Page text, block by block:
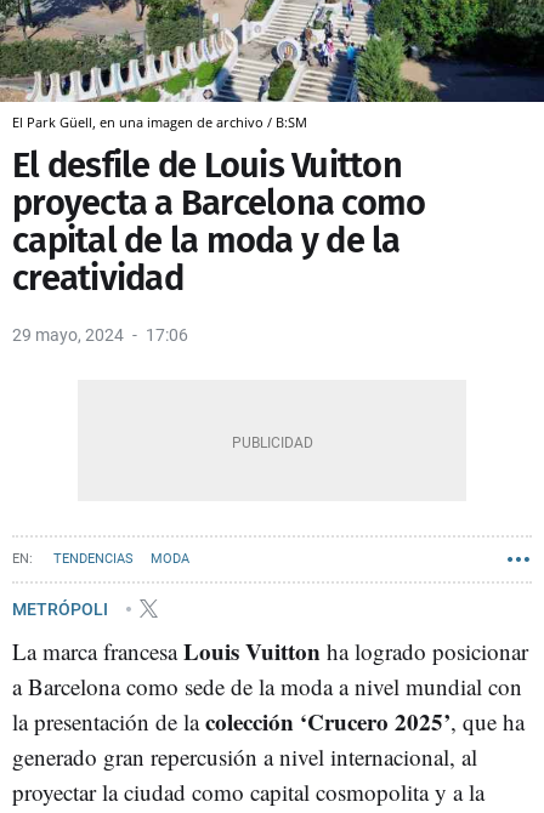
El Park Güell, en una imagen de archivo / B:SM
El desfile de Louis Vuitton
proyecta a Barcelona como
capital de la moda y de la
creatividad
29 mayo, 2024 17:06
TENDENCIAS MODA
METRÓPOLI
La marca francesaLouis Vuitton ha logrado posicionar
a Barcelona como sede de la moda a nivel mundial con
la presentación de lacolección ‘Crucero 2025’, que ha
generado gran repercusión a nivel internacional, al
proyectar la ciudad como capital cosmopolita y a la